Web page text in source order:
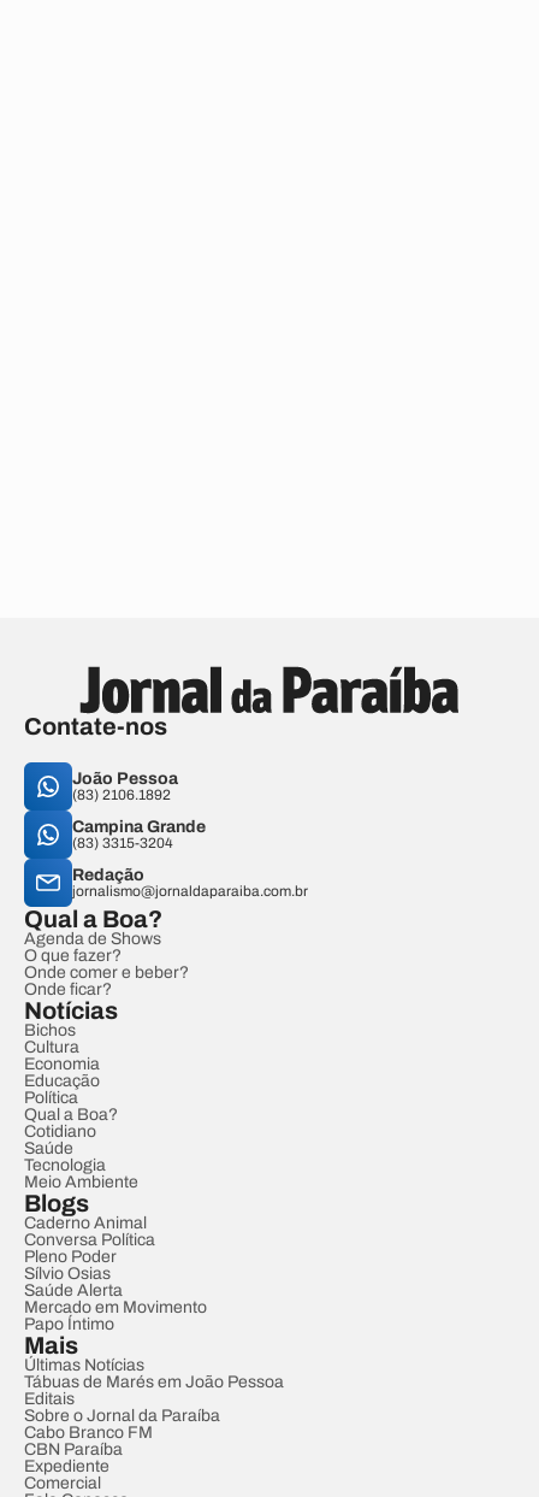
Contate-nos
João Pessoa
(83) 2106.1892
Campina Grande
(83) 3315-3204
Redação
jornalismo@jornaldaparaiba.com.br
Qual a Boa?
Agenda de Shows
O que fazer?
Onde comer e beber?
Onde ficar?
Notícias
Bichos
Cultura
Economia
Educação
Política
Qual a Boa?
Cotidiano
Saúde
Tecnologia
Meio Ambiente
Blogs
Caderno Animal
Conversa Política
Pleno Poder
Sílvio Osias
Saúde Alerta
Mercado em Movimento
Papo Íntimo
Mais
Últimas Notícias
Tábuas de Marés em João Pessoa
Editais
Sobre o Jornal da Paraíba
Cabo Branco FM
CBN Paraíba
Expediente
Comercial